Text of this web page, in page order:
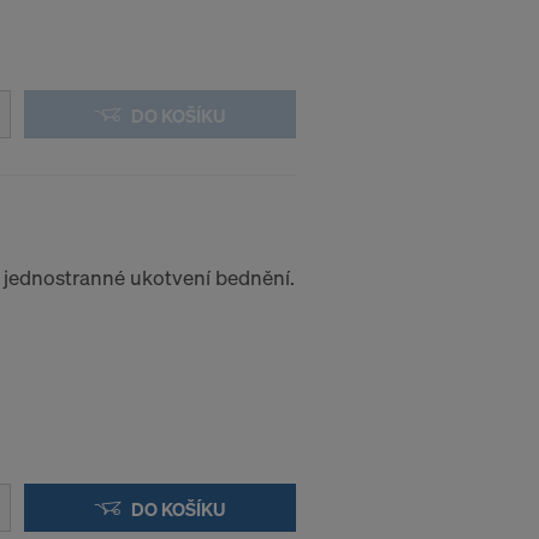
DO KOŠÍKU
ukotvení bednění.
DO KOŠÍKU
a